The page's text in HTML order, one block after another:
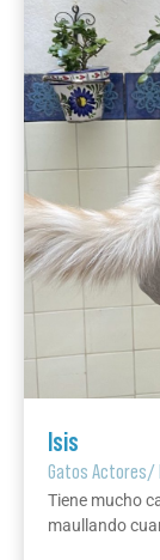
Isis
Gatos Actores/
Tiene mucho
maullando